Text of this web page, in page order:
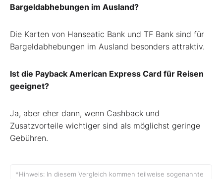
Bargeldabhebungen im Ausland?
Die Karten von Hanseatic Bank und TF Bank sind für
Bargeldabhebungen im Ausland besonders attraktiv.
Ist die Payback American Express Card für Reisen
geeignet?
Ja, aber eher dann, wenn Cashback und
Zusatzvorteile wichtiger sind als möglichst geringe
Gebühren.
*Hinweis: In diesem Vergleich kommen teilweise sogenannte